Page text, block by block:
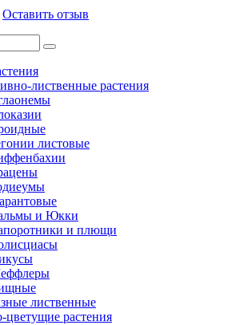
Оставить отзыв
лиственные растения
листовые
и Юкки
и плющи
лиственные
цветущие растения